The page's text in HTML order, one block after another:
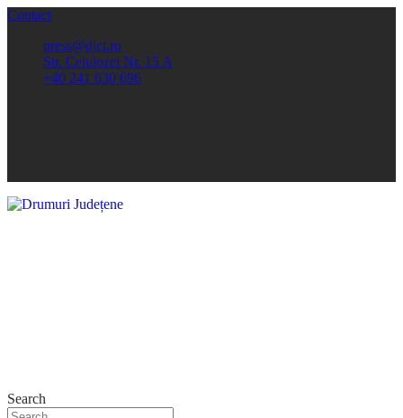
Contact
press@djct.ro
Str. Celulozei Nr. 15 A
+40 241 630 696
Search